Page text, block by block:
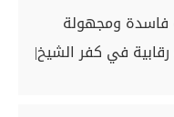
فاسدة ومجهولة
في كفر الشيخ|